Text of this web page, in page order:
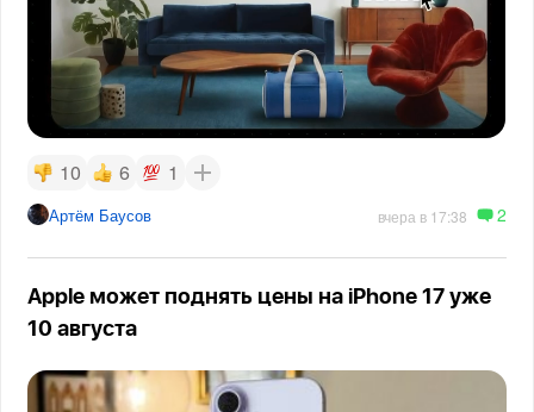
10 6 1
Артём Баусов вчера в 17:38 2
Apple может поднять цены на iPhone 17 уже
10 августа